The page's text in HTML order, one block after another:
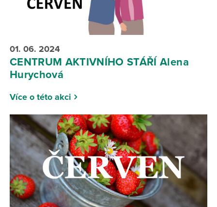
01. 06. 2024
CENTRUM AKTIVNÍHO STÁŘÍ Alena
Hurychová
Více o této akci